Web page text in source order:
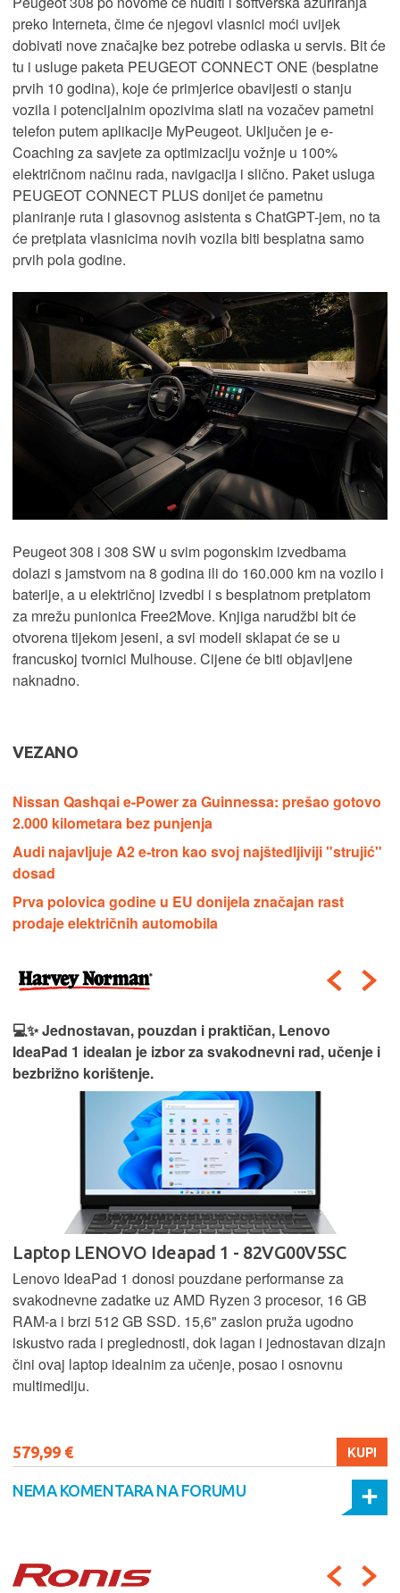
preko Interneta, čime će njegovi vlasnici moći uvijek
dobivati nove značajke bez potrebe odlaska u servis. Bit će
tu i usluge paketa PEUGEOT CONNECT ONE (besplatne
prvih 10 godina), koje će primjerice obavijesti o stanju
vozila i potencijalnim opozivima slati na vozačev pametni
telefon putem aplikacije MyPeugeot. Uključen je e-
Coaching za savjete za optimizaciju vožnje u 100%
električnom načinu rada, navigacija i slično. Paket usluga
PEUGEOT CONNECT PLUS donijet će pametnu
planiranje ruta i glasovnog asistenta s ChatGPT-jem, no ta
će pretplata vlasnicima novih vozila biti besplatna samo
prvih pola godine.
Peugeot 308 i 308 SW u svim pogonskim izvedbama
dolazi s jamstvom na 8 godina ili do 160.000 km na vozilo i
baterije, a u električnoj izvedbi i s besplatnom pretplatom
za mrežu punionica Free2Move. Knjiga narudžbi bit će
otvorena tijekom jeseni, a svi modeli sklapat će se u
francuskoj tvornici Mulhouse. Cijene će biti objavljene
naknadno.
VEZANO
Nissan Qashqai e-Power za Guinnessa: prešao gotovo
2.000 kilometara bez punjenja
Audi najavljuje A2 e-tron kao svoj najštedljiviji "strujić"
dosad
Prva polovica godine u EU donijela značajan rast
prodaje električnih automobila
💻✨ Jednostavan, pouzdan i praktičan, Lenovo
IdeaPad 1 idealan je izbor za svakodnevni rad, učenje i
bezbrižno korištenje.
Laptop LENOVO Ideapad 1 - 82VG00V5SC
Lenovo IdeaPad 1 donosi pouzdane performanse za
svakodnevne zadatke uz AMD Ryzen 3 procesor, 16 GB
RAM-a i brzi 512 GB SSD. 15,6" zaslon pruža ugodno
iskustvo rada i preglednosti, dok lagan i jednostavan dizajn
čini ovaj laptop idealnim za učenje, posao i osnovnu
multimediju.
579,99 € KUPI
NEMA KOMENTARA NA FORUMU